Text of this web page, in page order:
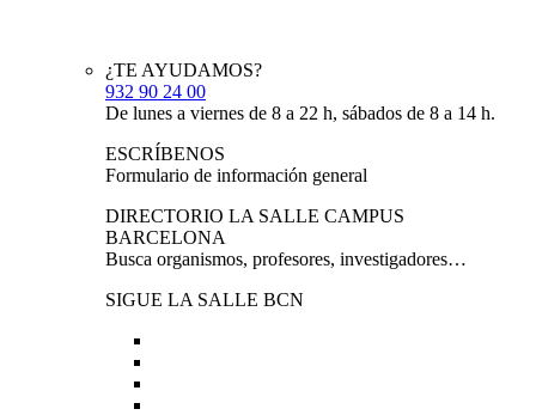
¿TE AYUDAMOS?
932 90 24 00
De lunes a viernes de 8 a 22 h, sábados de 8 a 14 h.
ESCRÍBENOS
Formulario de información general
DIRECTORIO LA SALLE CAMPUS
BARCELONA
Busca organismos, profesores, investigadores…
SIGUE LA SALLE BCN